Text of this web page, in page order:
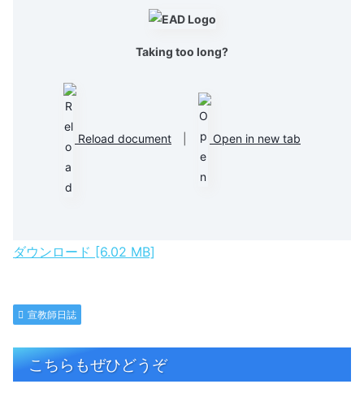
Taking too long?
Reload document Open in new tab
ダウンロード [6.02 MB]
宣教師日誌
こちらもぜひどうぞ